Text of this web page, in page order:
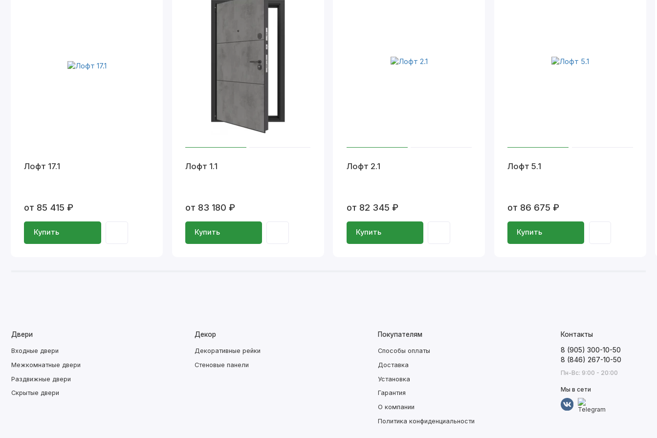
Лофт 17.1
от 85 415 ₽
Купить
Лофт 1.1
от 83 180 ₽
Купить
Лофт 2.1
от 82 345 ₽
Купить
Лофт 5.1
от 86 675 ₽
Купить
Двери
Входные двери
Межкомнатные двери
Раздвижные двери
Скрытые двери
Декор
Декоративные рейки
Стеновые панели
Покупателям
Способы оплаты
Доставка
Установка
Гарантия
О компании
Политика конфиденциальности
Контакты
8 (905) 300-10-50
8 (846) 267-10-50
Пн-Вс: 9:00 - 20:00
Мы в сети